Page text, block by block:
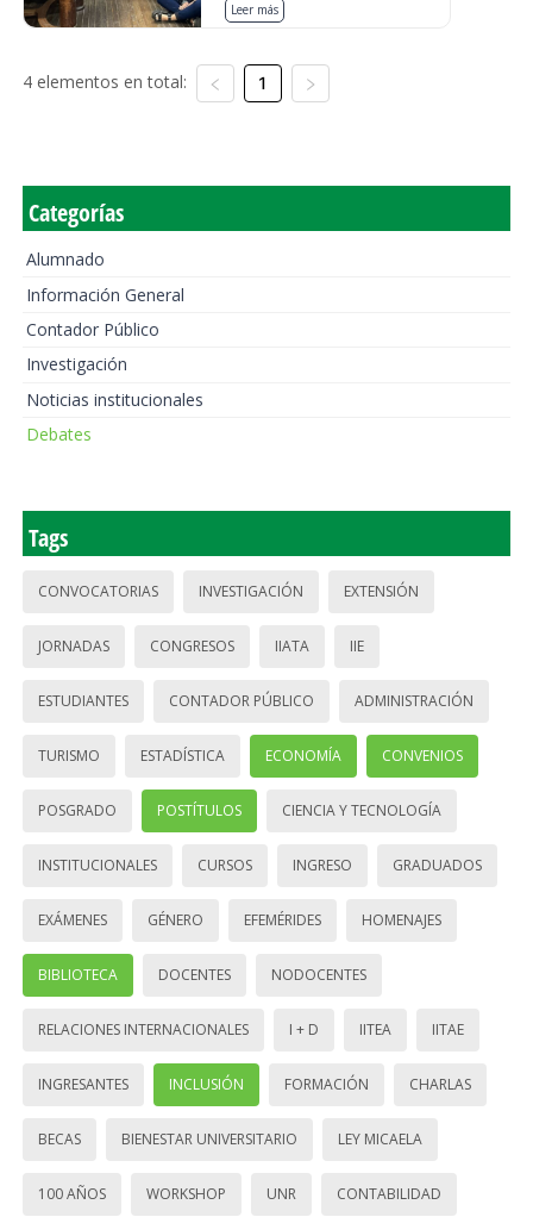
Leer más
4 elementos en total: 1
Categorías
Alumnado
Información General
Contador Público
Investigación
Noticias institucionales
Debates
Tags
CONVOCATORIAS INVESTIGACIÓN EXTENSIÓN
JORNADAS CONGRESOS IIATA IIE
ESTUDIANTES CONTADOR PÚBLICO ADMINISTRACIÓN
TURISMO ESTADÍSTICA ECONOMÍA CONVENIOS
POSGRADO POSTÍTULOS CIENCIA Y TECNOLOGÍA
INSTITUCIONALES CURSOS INGRESO GRADUADOS
EXÁMENES GÉNERO EFEMÉRIDES HOMENAJES
BIBLIOTECA DOCENTES NODOCENTES
RELACIONES INTERNACIONALES I + D IITEA IITAE
INGRESANTES INCLUSIÓN FORMACIÓN CHARLAS
BECAS BIENESTAR UNIVERSITARIO LEY MICAELA
100 AÑOS WORKSHOP UNR CONTABILIDAD